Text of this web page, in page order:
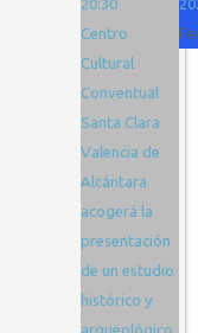
Centro
Cultural
Conventual
Santa Clara
Valencia de
Alcántara
acogerá la
presentación
de un estudio
histórico y
arqueológico